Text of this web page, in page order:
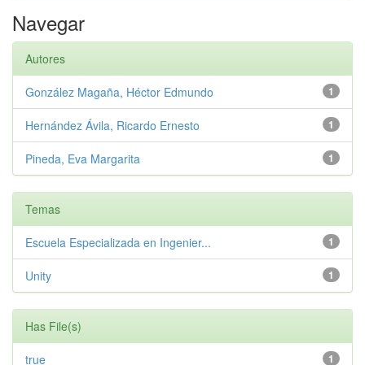
Navegar
Autores
1
González Magaña, Héctor Edmundo
1
Hernández Ávila, Ricardo Ernesto
1
Pineda, Eva Margarita
Temas
1
Escuela Especializada en Ingenier...
1
Unity
Has File(s)
1
true